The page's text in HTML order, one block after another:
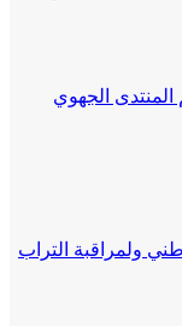
الجهوي
ولمراقبة التراب